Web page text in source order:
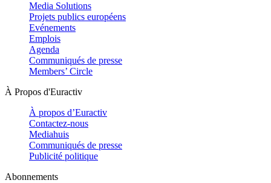
Media Solutions
Projets publics européens
Evénements
Emplois
Agenda
Communiqués de presse
Members’ Circle
À Propos d'Euractiv
À propos d’Euractiv
Contactez-nous
Mediahuis
Communiqués de presse
Publicité politique
Abonnements